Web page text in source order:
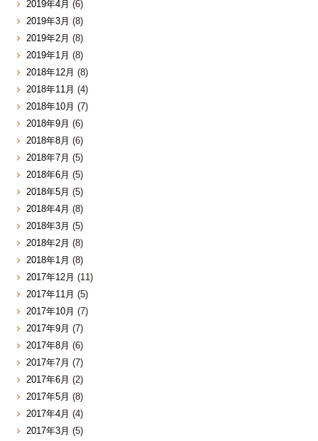
2019年4月 (6)
2019年3月 (8)
2019年2月 (8)
2019年1月 (8)
2018年12月 (8)
2018年11月 (4)
2018年10月 (7)
2018年9月 (6)
2018年8月 (6)
2018年7月 (5)
2018年6月 (5)
2018年5月 (5)
2018年4月 (8)
2018年3月 (5)
2018年2月 (8)
2018年1月 (8)
2017年12月 (11)
2017年11月 (5)
2017年10月 (7)
2017年9月 (7)
2017年8月 (6)
2017年7月 (7)
2017年6月 (2)
2017年5月 (8)
2017年4月 (4)
2017年3月 (5)